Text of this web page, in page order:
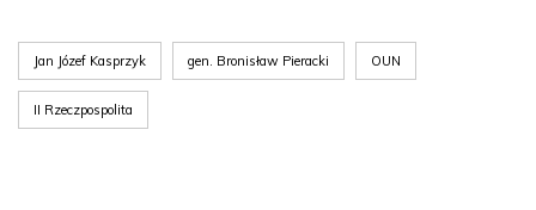
Jan Józef Kasprzyk gen. Bronisław Pieracki OUN
II Rzeczpospolita